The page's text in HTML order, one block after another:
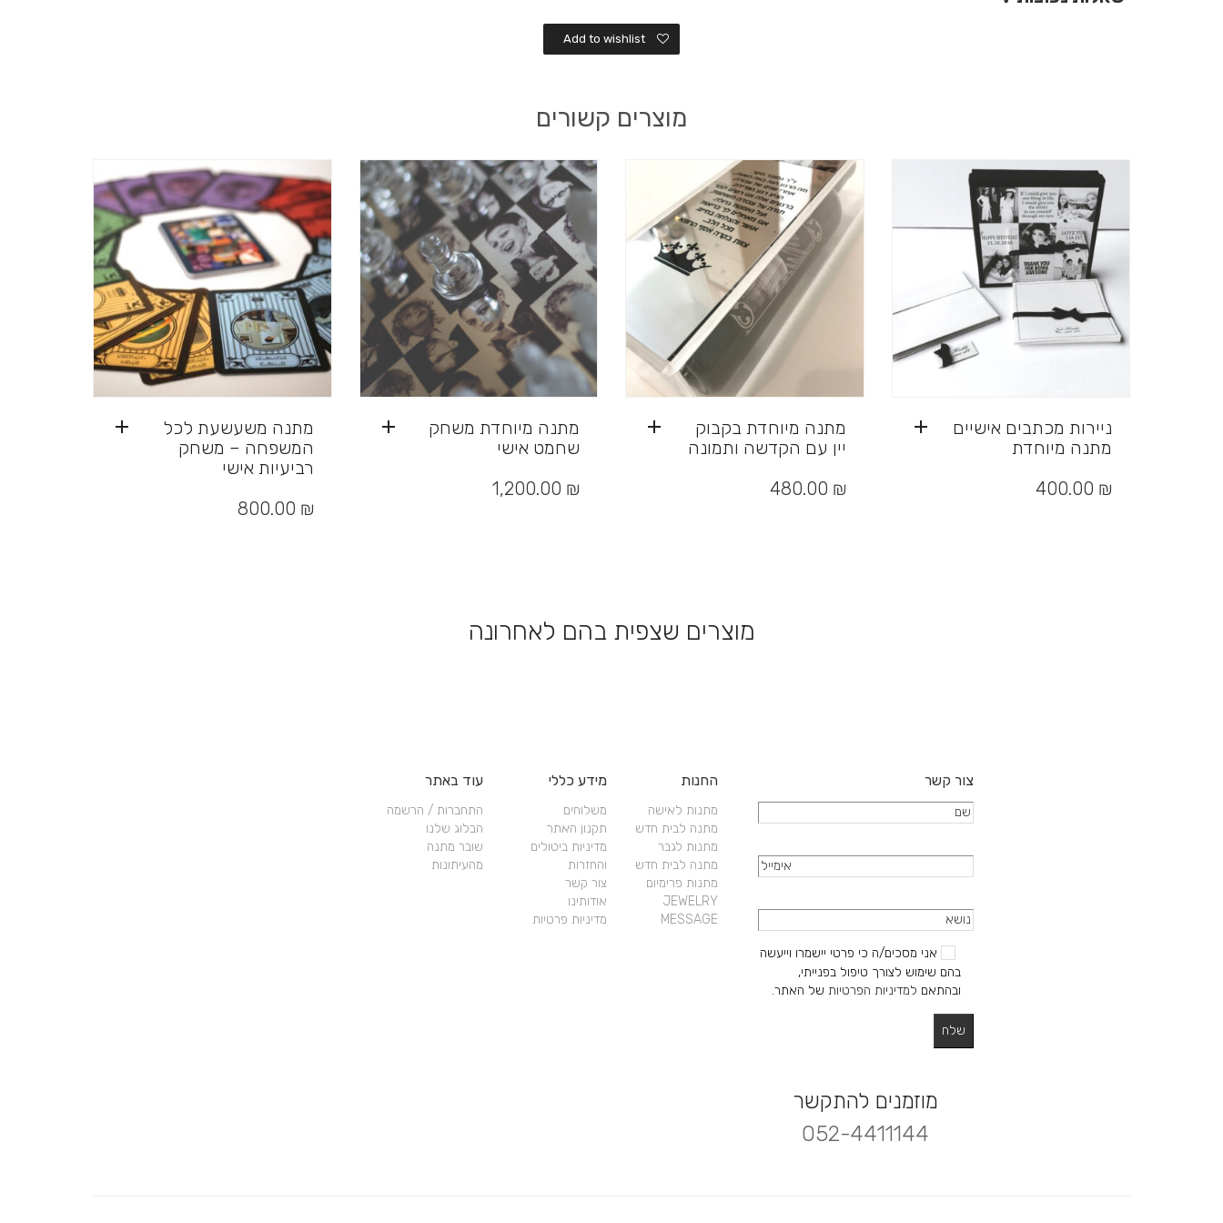
Add to wishlist
מוצרים קשורים
ניירות מכתבים אישיים
מתנה מיוחדת
400.00 ₪
מתנה מיוחדת בקבוק
יין עם הקדשה ותמונה
480.00 ₪
מתנה מיוחדת משחק
שחמט אישי
1,200.00 ₪
מתנה משעשעת לכל
המשפחה – משחק
רביעיות אישי
800.00 ₪
מוצרים שצפית בהם לאחרונה
צור קשר
אני מסכים/ה כי פרטי יישמרו וייעשה
בהם שימוש לצורך טיפול בפנייתי,
ובהתאם למדיניות הפרטיות של האתר.
מוזמנים להתקשר
052-4411144
החנות
מתנות לאישה
מתנה לבית חדש
מתנות לגבר
מתנה לבית חדש
מתנות פרימיום
JEWELRY
MESSAGE
מידע כללי
משלוחים
תקנון האתר
מדיניות ביטולים
והחזרות
צור קשר
אודותינו
מדיניות פרטיות
עוד באתר
התחברות / הרשמה
הבלוג שלנו
שובר מתנה
מהעיתונות